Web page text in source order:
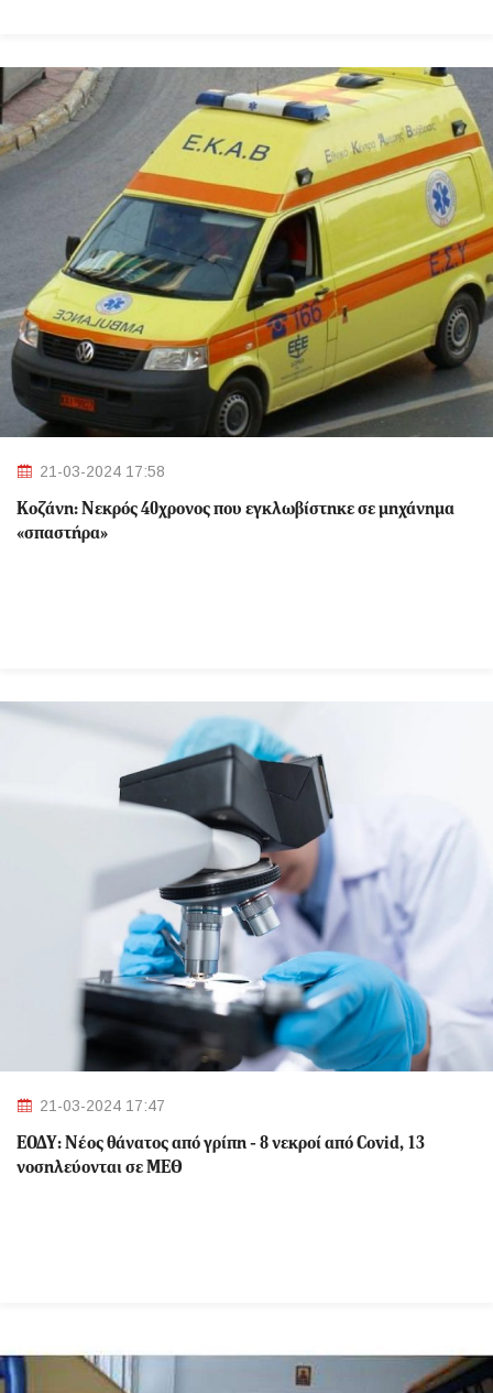
21-03-2024 17:58
Κοζάνη: Νεκρός 40χρονος που εγκλωβίστηκε σε μηχάνημα
«σπαστήρα»
21-03-2024 17:47
ΕΟΔΥ: Nέος θάνατος από γρίπη - 8 νεκροί από Covid, 13
νοσηλεύονται σε ΜΕΘ